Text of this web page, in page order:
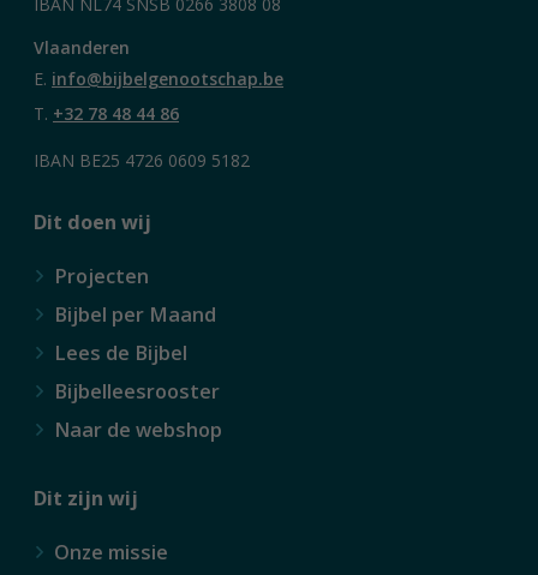
Vlaanderen
E. info@bijbelgenootschap.be
T. +32 78 48 44 86
IBAN BE25 4726 0609 5182
Dit doen wij
Projecten
Bijbel per Maand
Lees de Bijbel
Bijbelleesrooster
Naar de webshop
Dit zijn wij
Onze missie